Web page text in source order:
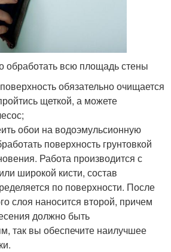
обработать всю площадь стены
обязательно очищается
щеткой, а можете
обои на водоэмульсионную
поверхность грунтовкой
Работа производится с
широкой кисти, состав
по поверхности. После
слоя наносится второй, причем
должно быть
так вы обеспечите наилучшее